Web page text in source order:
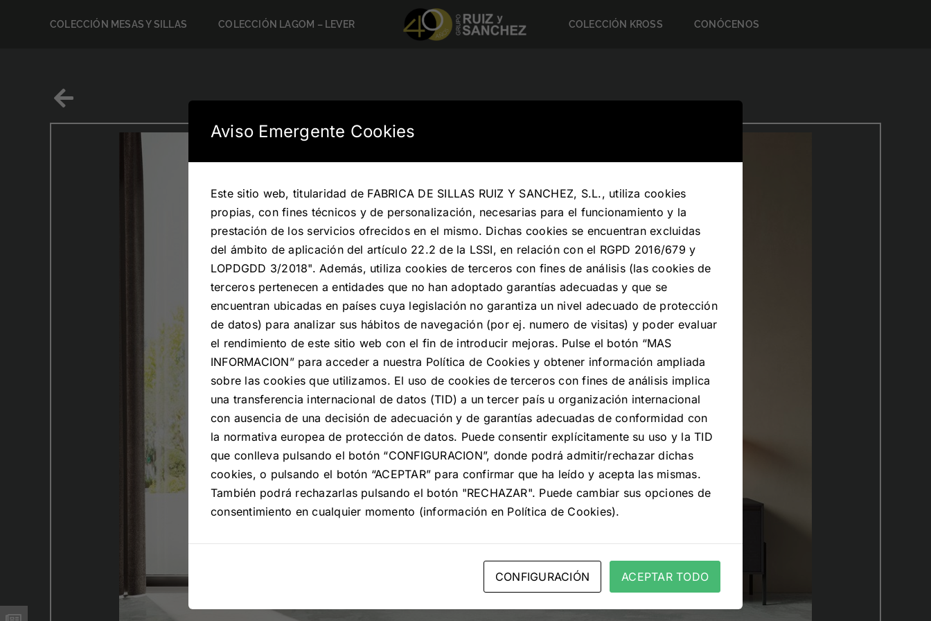
COLECCIÓN MESAS Y SILLAS COLECCIÓN LAGOM – LEVER COLECCIÓN KROSS CONÓCENOS
Aviso Emergente Cookies
Este sitio web, titularidad de FABRICA DE SILLAS RUIZ Y SANCHEZ, S.L., utiliza cookies
propias, con fines técnicos y de personalización, necesarias para el funcionamiento y la
prestación de los servicios ofrecidos en el mismo. Dichas cookies se encuentran excluidas
del ámbito de aplicación del artículo 22.2 de la LSSI, en relación con el RGPD 2016/679 y
LOPDGDD 3/2018". Además, utiliza cookies de terceros con fines de análisis (las cookies de
terceros pertenecen a entidades que no han adoptado garantías adecuadas y que se
encuentran ubicadas en países cuya legislación no garantiza un nivel adecuado de protección
de datos) para analizar sus hábitos de navegación (por ej. numero de visitas) y poder evaluar
el rendimiento de este sitio web con el fin de introducir mejoras. Pulse el botón “MAS
INFORMACION” para acceder a nuestra Política de Cookies y obtener información ampliada
sobre las cookies que utilizamos. El uso de cookies de terceros con fines de análisis implica
una transferencia internacional de datos (TID) a un tercer país u organización internacional
con ausencia de una decisión de adecuación y de garantías adecuadas de conformidad con
la normativa europea de protección de datos. Puede consentir explícitamente su uso y la TID
que conlleva pulsando el botón “CONFIGURACION”, donde podrá admitir/rechazar dichas
cookies, o pulsando el botón “ACEPTAR” para confirmar que ha leído y acepta las mismas.
También podrá rechazarlas pulsando el botón "RECHAZAR". Puede cambiar sus opciones de
consentimiento en cualquier momento (información en Política de Cookies).
CONFIGURACIÓN ACEPTAR TODO